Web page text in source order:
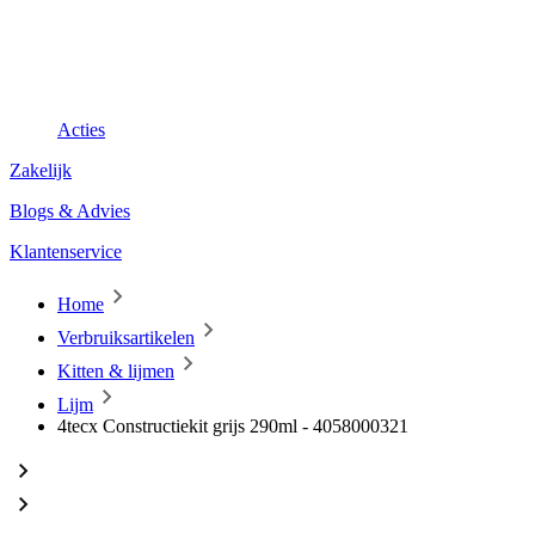
Acties
Zakelijk
Blogs & Advies
Klantenservice
Home
Verbruiksartikelen
Kitten & lijmen
Lijm
4tecx Constructiekit grijs 290ml - 4058000321